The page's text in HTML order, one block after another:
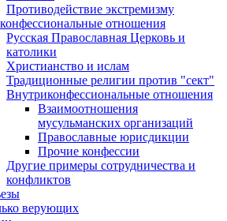
Противодействие экстремизму
отношения
Русская Православная Церковь и
католики
Христианство и ислам
Традиционные религии против "сект"
Внутриконфессиональные отношения
Взаимоотношения
мусульманских организаций
Православные юрисдикции
Прочие конфессии
Другие примеры сотрудничества и
конфликтов
верующих